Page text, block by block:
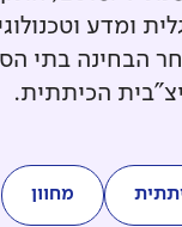
הבחינה בתי
הכיתתית.
מחוון